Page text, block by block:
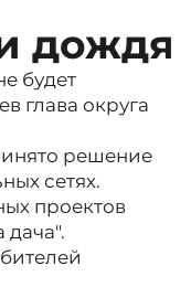
дождя
будет
глава округа
решение
сетях.
проектов
дача".